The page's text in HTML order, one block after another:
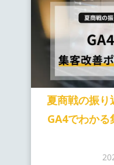
夏商戦の振り
GA4でわか